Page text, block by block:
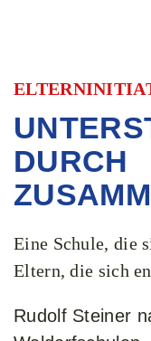
DURCH
Eine Schule, die
Eltern, die sich
Rudolf Steiner